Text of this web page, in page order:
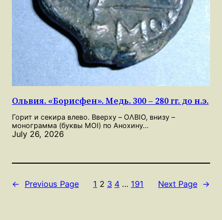
Ольвия. «Борисфен». Медь. 300 – 280 гг. до н.э.
Горит и секира влево. Вверху – OΛBIO, внизу –
монограмма (буквы MOI) по Анохину…
July 26, 2026
← Previous Page 1 2 3 4 … 191 Next Page →